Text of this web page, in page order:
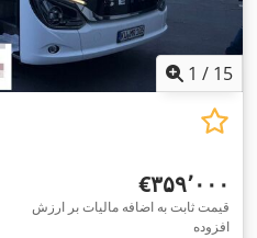
1 / 15
‎€۳۵۹٬۰۰۰
قیمت ثابت به اضافه مالیات بر ارزش
افزوده